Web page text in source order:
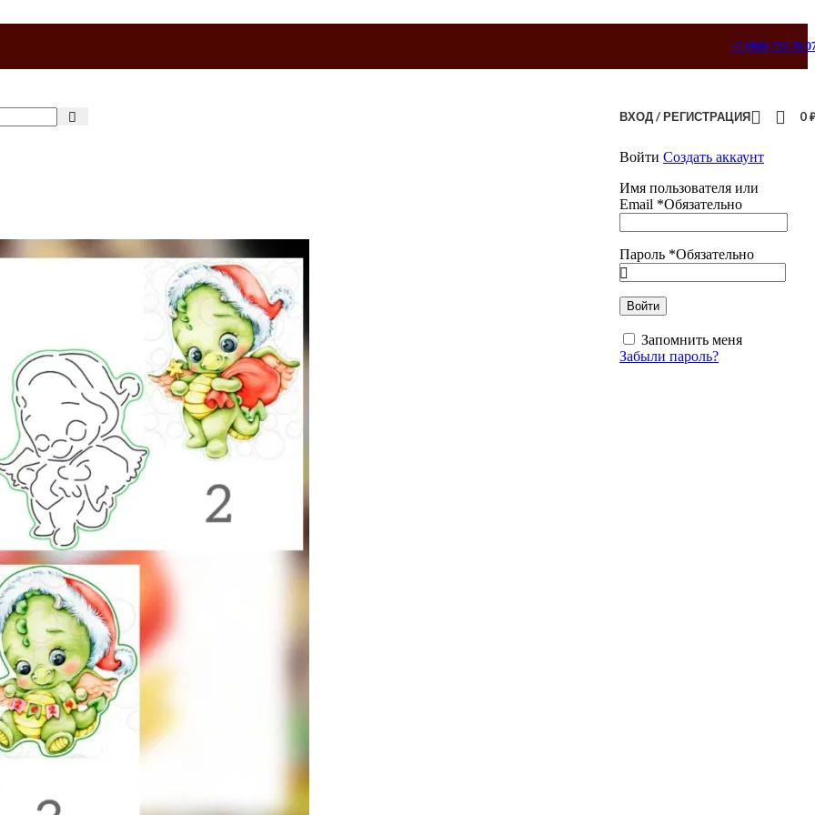
+7 (960) 757-70-
ВХОД / РЕГИСТРАЦИЯ
Войти Создать аккаунт
Имя пользователя или
Email *Обязательно
Пароль *Обязательно
Войти
Забыли пароль?
Запомнить меня
0